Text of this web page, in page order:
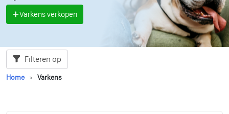
Varkens verkopen
Filteren op
Home Varkens